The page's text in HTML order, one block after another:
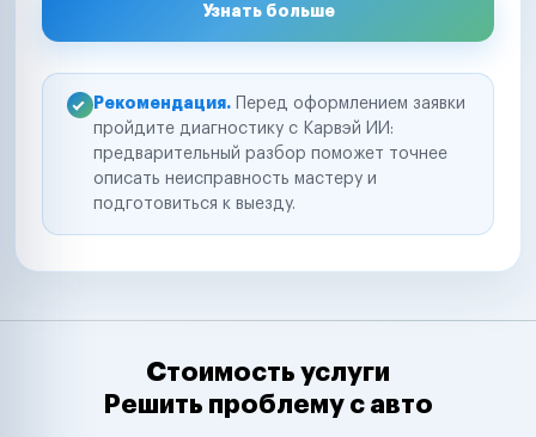
Узнать больше
Рекомендация. Перед оформлением заявки
пройдите диагностику с Карвэй ИИ:
предварительный разбор поможет точнее
описать неисправность мастеру и
подготовиться к выезду.
Стоимость услуги
Решить проблему с авто